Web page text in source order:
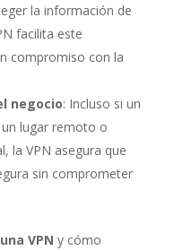
la información de
facilita este
compromiso con la
negocio: Incluso si un
lugar remoto o
la VPN asegura que
sin comprometer
VPN y cómo